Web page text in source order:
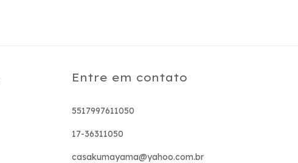
Entre em contato
5517997611050
17-36311050
casakumayama@yahoo.com.br